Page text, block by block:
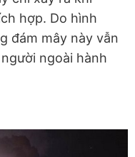
hợp. Do hình
đám mây này vẫn
ngoài hành